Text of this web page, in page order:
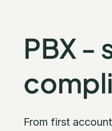
PBX -
From first